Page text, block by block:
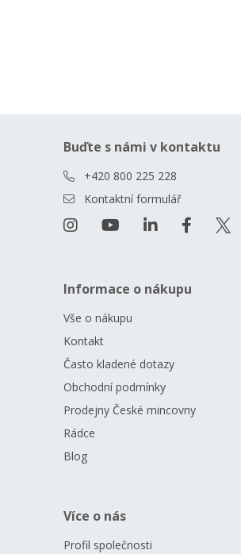
Buďte s námi v kontaktu
+420 800 225 228
Kontaktní formulář
Informace o nákupu
Vše o nákupu
Kontakt
Často kladené dotazy
Obchodní podmínky
Prodejny České mincovny
Rádce
Blog
Více o nás
Profil společnosti